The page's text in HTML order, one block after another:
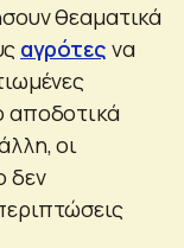
θεαματικά
αγρότες να
αποδοτικά
οι
δεν